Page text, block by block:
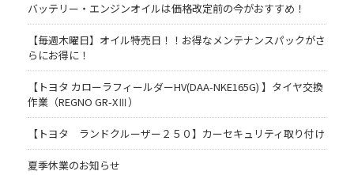
バッテリー・エンジンオイルは価格改定前の今がおすすめ！
【毎週木曜日】オイル特売日！！お得なメンテナンスパックがさ
らにお得に！
【トヨタ カローラフィールダーHV(DAA-NKE165G) 】タイヤ交換
作業（REGNO GR-XⅢ）
【トヨタ ランドクルーザー２５０】カーセキュリティ取り付け
夏季休業のお知らせ